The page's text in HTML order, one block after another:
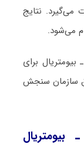
می‌گیرد. نتایج
می‌شود.
برای
سازمان سنجش